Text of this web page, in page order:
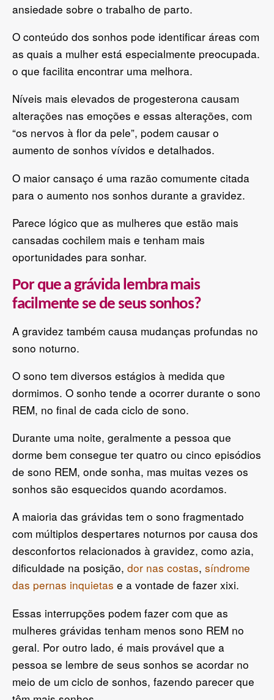
ansiedade sobre o trabalho de parto.
O conteúdo dos sonhos pode identificar áreas com
as quais a mulher está especialmente preocupada.
o que facilita encontrar uma melhora.
Níveis mais elevados de progesterona causam
alterações nas emoções e essas alterações, com
“os nervos à flor da pele”, podem causar o
aumento de sonhos vívidos e detalhados.
O maior cansaço é uma razão comumente citada
para o aumento nos sonhos durante a gravidez.
Parece lógico que as mulheres que estão mais
cansadas cochilem mais e tenham mais
oportunidades para sonhar.
Por que a grávida lembra mais
facilmente se de seus sonhos?
A gravidez também causa mudanças profundas no
sono noturno.
O sono tem diversos estágios à medida que
dormimos. O sonho tende a ocorrer durante o sono
REM, no final de cada ciclo de sono.
Durante uma noite, geralmente a pessoa que
dorme bem consegue ter quatro ou cinco episódios
de sono REM, onde sonha, mas muitas vezes os
sonhos são esquecidos quando acordamos.
A maioria das grávidas tem o sono fragmentado
com múltiplos despertares noturnos por causa dos
desconfortos relacionados à gravidez, como azia,
dificuldade na posição, dor nas costas, síndrome
das pernas inquietas e a vontade de fazer xixi.
Essas interrupções podem fazer com que as
mulheres grávidas tenham menos sono REM no
geral. Por outro lado, é mais provável que a
pessoa se lembre de seus sonhos se acordar no
meio de um ciclo de sonhos, fazendo parecer que